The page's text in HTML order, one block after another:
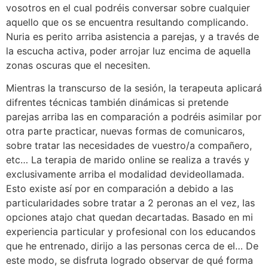
vosotros en el cual podréis conversar sobre cualquier
aquello que os se encuentra resultando complicando.
Nuria es perito arriba asistencia a parejas, y a través de
la escucha activa, poder arrojar luz encima de aquella
zonas oscuras que el necesiten.
Mientras la transcurso de la sesión, la terapeuta aplicará
difrentes técnicas también dinámicas si pretende
parejas arriba las en comparación a podréis asimilar por
otra parte practicar, nuevas formas de comunicaros,
sobre tratar las necesidades de vuestro/a compañero,
etc… La terapia de marido online se realiza a través y
exclusivamente arriba el modalidad devideollamada.
Esto existe así por en comparación a debido a las
particularidades sobre tratar a 2 peronas an el vez, las
opciones atajo chat quedan decartadas. Basado en mi
experiencia particular y profesional con los educandos
que he entrenado, dirijo a las personas cerca de el… De
este modo, se disfruta logrado observar de qué forma